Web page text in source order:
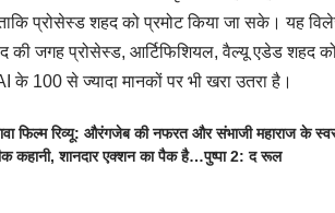
प्रोसेस्ड शहद को प्रमोट किया जा सके। यह
की जगह प्रोसेस्ड, आर्टिफिशियल, वैल्यू एडेड
के 100 से ज्यादा मानकों पर भी खरा उतरा है।
फिल्म रिव्यू: औरंगजेब की नफरत और संभाजी महाराज के
कहानी, शानदार एक्शन का पैक है…पुष्पा 2: द रूल